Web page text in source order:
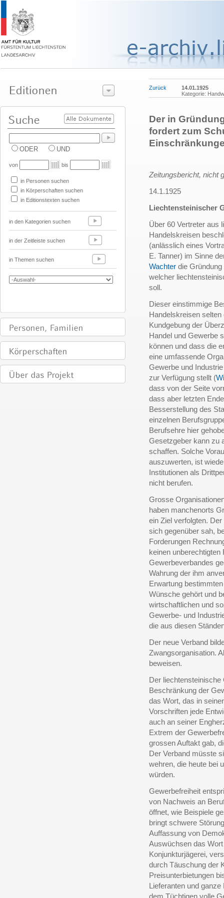
ODER UND
von bis
in Personen suchen
in Körperschaften suchen
in Editionstexten suchen
in den Kategorien suchen
in der Zeitleiste suchen
in Themen suchen
Zurück
14.01.1925
Kategorie:
Der in
fordert zum
Zeitungsbericht, nicht
14.1.1925
Liechtensteinischer
Über 60 Vertreter aus
Handelskreisen
(anlässlich eines
E. Tanner) im Sinne
Wachter die
welcher
soll.
Dieser einstimmige
Handelskreisen
Kundgebung der
Handel und Gewerbe
können und dass die
eine umfassende
Gewerbe und
zur Verfügung stellt (
dass von der Seite
dass aber letzten
Besserstellung des
einzelnen
Berufsehre hier
Gesetzgeber kann zu
schaffen. Solche
auszuwerten, ist
Institutionen als
nicht berufen.
Grosse
haben manchenorts
ein Ziel verfolgten.
sich gegenüber sah,
Forderungen
keinen
Gewerbeverbandes
Wahrung der ihm
Erwartung
Wünsche gehört und
wirtschaftlichen und
Gewerbe- und
die aus diesen
Der neue Verband
Zwangsorganisation.
beweisen.
Der
Beschränkung der
das Wort, das in
Vorschriften jede
auch an seiner
Extrem der
grossen Auftakt gab,
Der Verband müsste
wehren, die heute bei
würden.
Gewerbefreiheit
von Nachweis an
öffnet, wie Beispiele
bringt schwere
Auffassung von
Auswüchsen das
Konjunkturjägerei,
durch Täuschung der
Preisunterbietungen
Lieferanten und
dem Tüchtigen volle